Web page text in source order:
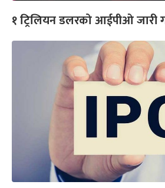
१ ट्रिलियन डलरको आईपीओ